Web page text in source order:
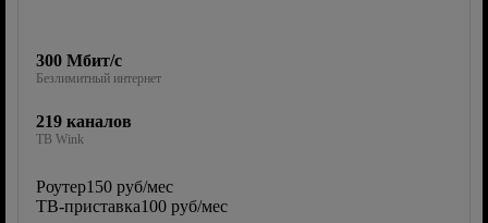
300 Мбит/с
Безлимитный интернет
219 каналов
ТВ Wink
Роутер150 руб/мес
ТВ-приставка100 руб/мес